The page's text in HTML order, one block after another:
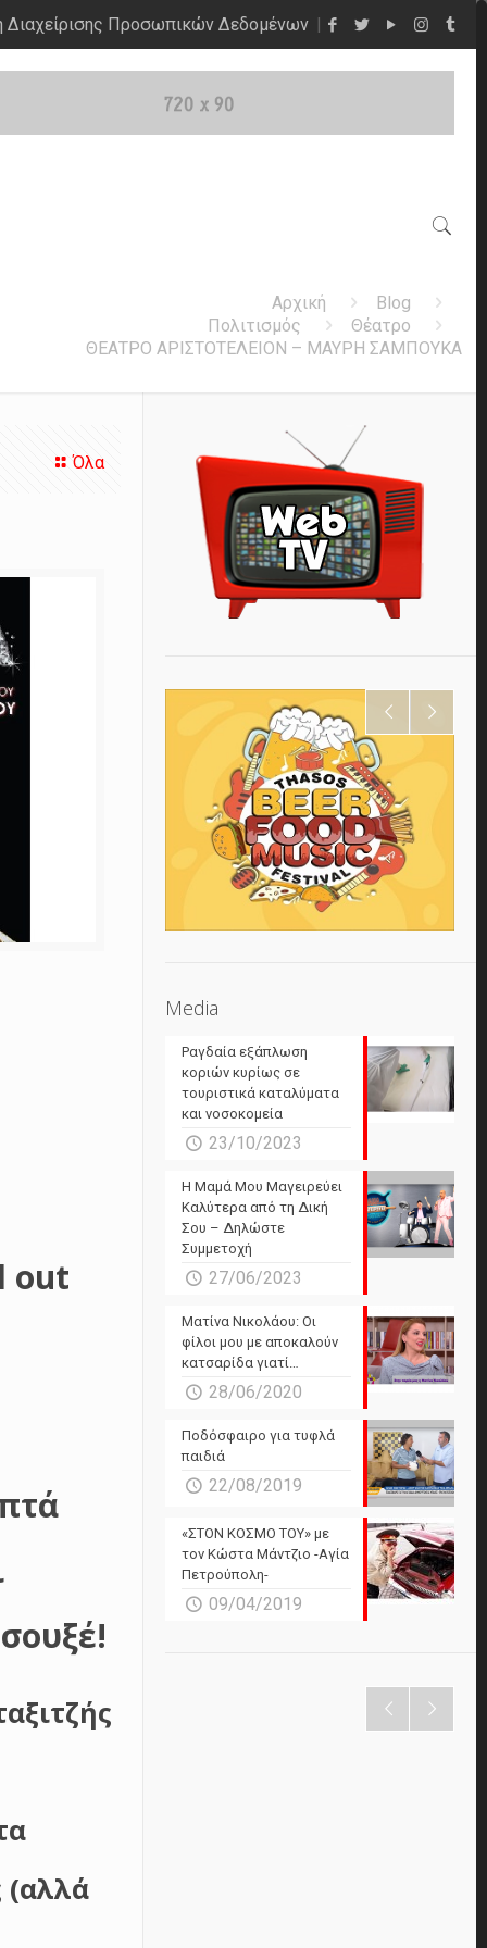
Διαχείρισης Προσωπικών Δεδομένων
Αρχική
Blog
Πολιτισμός
Θέατρο
ΘΕΑΤΡΟ ΑΡΙΣΤΟΤΕΛΕΙΟΝ – ΜΑΥΡΗ ΣΑΜΠΟΥΚΑ
Όλα
out
(αλλά
Media
Ραγδαία εξάπλωση
κοριών κυρίως σε
τουριστικά καταλύματα
και νοσοκομεία
23/10/2023
Η Μαμά Μου Μαγειρεύει
Καλύτερα από τη Δική
Σου – Δηλώστε
Συμμετοχή
27/06/2023
Ματίνα Νικολάου: Οι
φίλοι μου με αποκαλούν
κατσαρίδα γιατί…
28/06/2020
Ποδόσφαιρο για τυφλά
παιδιά
22/08/2019
«ΣΤΟΝ ΚΟΣΜΟ ΤΟΥ» με
τον Κώστα Μάντζιο -Αγία
Πετρούπολη-
09/04/2019